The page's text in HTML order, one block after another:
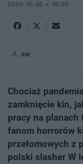
2020-10-25 15:30
aw
Chociaż
zamknięcie kin,
pracy na
fanom horrorów
przełomowych z
polski slasher W